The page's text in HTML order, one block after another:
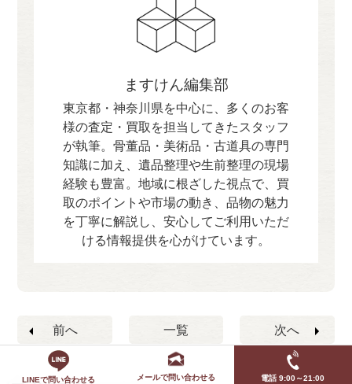
LINEで問い合わせる メールで問い合わせる 電話 9:00～21:00
ますけん編集部
東京都・神奈川県を中心に、多くのお客
様の査定・買取を担当してきたスタッフ
が執筆。骨董品・美術品・古道具の専門
知識に加え、遺品整理や生前整理の現場
経験も豊富。地域に根ざした視点で、買
取のポイントや市場の動き、品物の魅力
を丁寧に解説し、安心してご利用いただ
ける情報提供を心がけています。
前へ 一覧 次へ